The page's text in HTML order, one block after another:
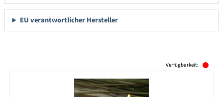
EU verantwortlicher Hersteller
Verfügbarkeit: